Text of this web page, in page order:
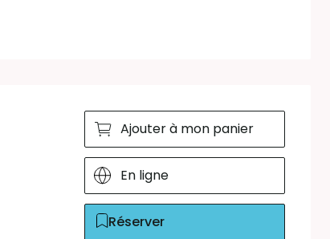
Ajouter à mon panier
En ligne
Réserver